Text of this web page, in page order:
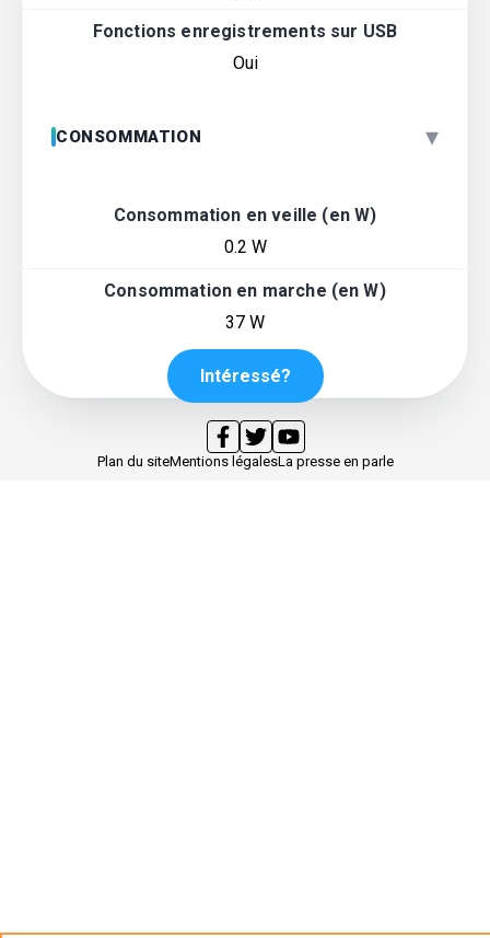
Fonctions enregistrements sur USB
Oui
CONSOMMATION ▾
Consommation en veille (en W)
0.2 W
Consommation en marche (en W)
37 W
Intéressé?
Plan du siteMentions légalesLa presse en parle